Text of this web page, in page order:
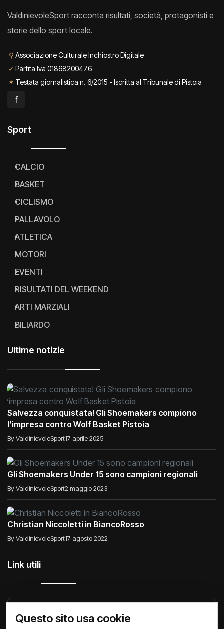
ValdinievoleSport racconta risultati, società, protagonisti e
storie dello sport locale.
⚲ Associazione Culturale Inchiostro Digitale
✓ Partita Iva 01868200476
✶ Testata giornalistica n. 6/2015 - Iscritta al Tribunale di Pistoia
f
Sport
CALCIO
BASKET
CICLISMO
PALLAVOLO
ATLETICA
MOTORI
EVENTI
RISULTATI DEL WEEKEND
ARTI MARZIALI
BILIARDO
Ultime notizie
Salvezza conquistata! Gli Shoemakers compiono
l’impresa contro Wolf Basket Pistoia
By ValdinievoleSport17 aprile 2025
Gli Shoemakers Under 15 sono campioni regionali
By ValdinievoleSport2 maggio 2023
Christian Niccoletti in BiancoRosso
By ValdinievoleSport17 agosto 2022
Link utili
Raccontiamo di Noi Comunicati
Questo sito usa cookie